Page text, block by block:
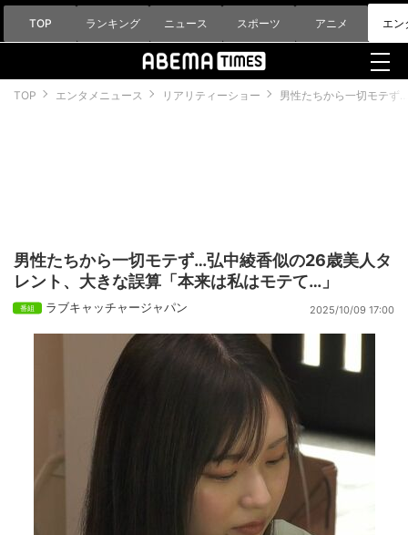
TOP ランキング ニュース スポーツ アニメ エン
TOP エンタメニュース リアリティーショー 男性たちから一切モテず
男性たちから一切モテず…弘中綾香似の26歳美人タ
レント、大きな誤算「本来は私はモテて…」
ラブキャッチャージャパン 2025/10/09 17:00